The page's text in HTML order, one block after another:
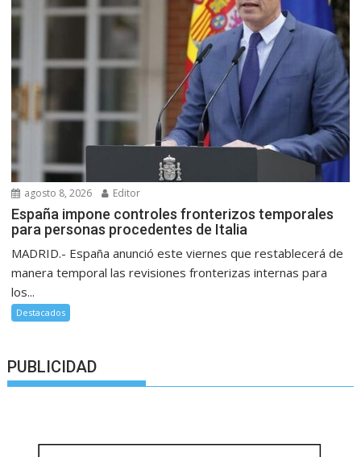
agosto 8, 2026 Editor
España impone controles fronterizos temporales
para personas procedentes de Italia
MADRID.- España anunció este viernes que restablecerá de
manera temporal las revisiones fronterizas internas para
los...
Destacados
PUBLICIDAD